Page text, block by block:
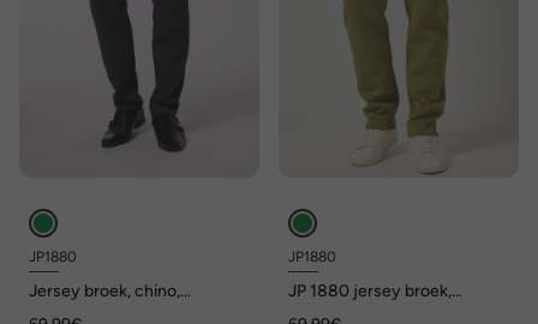
JP1880
Jersey broek, chino,
JP1880
JP 1880 jersey broek,